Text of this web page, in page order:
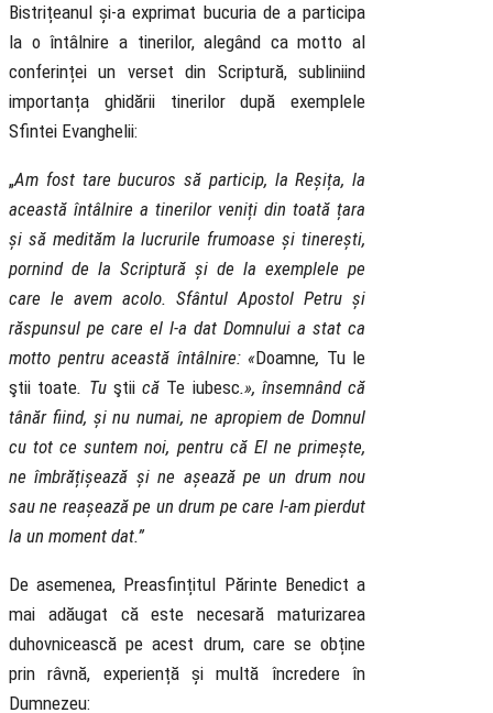
Bistrițeanul și-a exprimat bucuria de a participa
la o întâlnire a tinerilor, alegând ca motto al
conferinței un verset din Scriptură, subliniind
importanța ghidării tinerilor după exemplele
Sfintei Evanghelii:
„Am fost tare bucuros să particip, la Reșița, la
această întâlnire a tinerilor veniți din toată țara
și să medităm la lucrurile frumoase și tinerești,
pornind de la Scriptură și de la exemplele pe
care le avem acolo. Sfântul Apostol Petru și
răspunsul pe care el l-a dat Domnului a stat ca
motto pentru această întâlnire: «Doamne, Tu le
ştii toate. Tu ştiică Te iubesc.», însemnând că
tânăr fiind, și nu numai, ne apropiem de Domnul
cu tot ce suntem noi, pentru că El ne primește,
ne îmbrățișează și ne așează pe un drum nou
sau ne reașează pe un drum pe care l-am pierdut
la un moment dat.”
De asemenea, Preasfințitul Părinte Benedict a
mai adăugat că este necesară maturizarea
duhovnicească pe acest drum, care se obține
prin râvnă, experiență și multă încredere în
Dumnezeu: